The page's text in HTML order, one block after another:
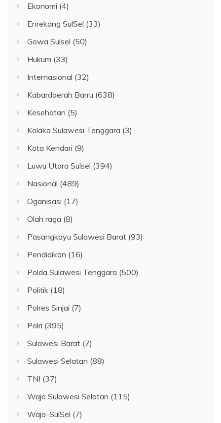
Ekonomi (4)
Enrekang SulSel (33)
Gowa Sulsel (50)
Hukum (33)
Internasional (32)
Kabardaerah Barru (638)
Kesehatan (5)
Kolaka Sulawesi Tenggara (3)
Kota Kendari (9)
Luwu Utara Sulsel (394)
Nasional (489)
Oganisasi (17)
Olah raga (8)
Pasangkayu Sulawesi Barat (93)
Pendidikan (16)
Polda Sulawesi Tenggara (500)
Politik (18)
Polres Sinjai (7)
Polri (395)
Sulawesi Barat (7)
Sulawesi Selatan (88)
TNI (37)
Wajo Sulawesi Selatan (115)
Wajo-SulSel (7)